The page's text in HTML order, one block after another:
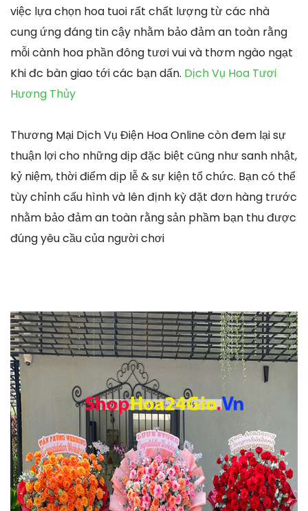
việc lựa chọn hoa tuoi rất chất lượng từ các nhà
cung ứng đáng tin cậy nhằm bảo đảm an toàn rằng
mỗi cành hoa phần đông tươi vui và thơm ngào ngạt
Khi đc bàn giao tới các bạn dấn. Dịch Vụ Hoa Tươi
Hương Thủy
Thương Mại Dịch Vụ Điện Hoa Online còn đem lại sự
thuận lợi cho những dịp đặc biệt cũng như sanh nhật,
kỷ niệm, thời điểm dịp lễ & sự kiện tổ chức. Bạn có thể
tùy chỉnh cấu hình và lên định kỳ đặt đơn hàng trước
nhằm bảo đảm an toàn rằng sản phầm bạn thu được
đúng yêu cầu của người chơi